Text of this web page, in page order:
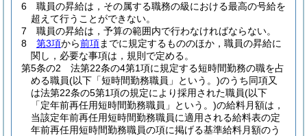
6
職員の昇給は，その属する職務の級における最高の号給を
超えて行うことができない。
7
職員の昇給は，予算の範囲内で行わなければならない。
8
第3項から前項までに規定するもののほか，職員の昇給に
関し，必要な事項は，規則で定める。
第5条の2
法第22条の4第1項に規定する短時間勤務の職を占
める職員(以下「短時間勤務職員」という。)のうち同項又
は法第22条の5第1項の規定により採用された職員(以下
「定年前再任用短時間勤務職員」という。)の給料月額は，
当該定年前再任用短時間勤務職員に適用される給料表の定
年前再任用短時間勤務職員の項に掲げる基準給料月額のう